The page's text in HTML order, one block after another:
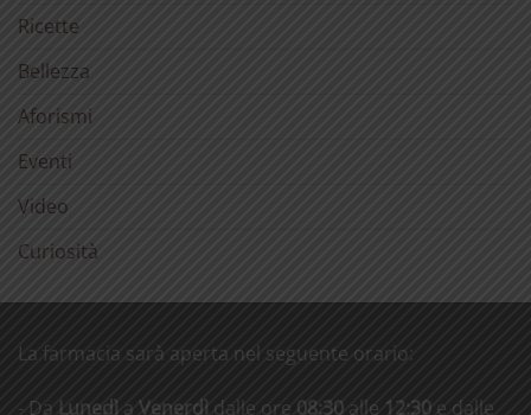
Ricette
Bellezza
Aforismi
Eventi
Video
Curiosità
La farmacia sarà aperta nel seguente orario:
- Da Lunedì a Venerdì dalle ore 08:30 alle 12:30 e dalle